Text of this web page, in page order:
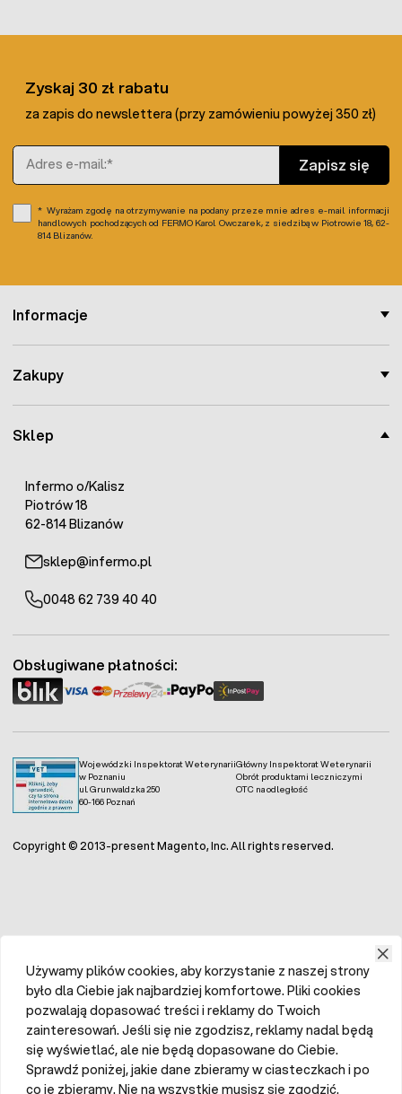
Sklep
Infermo o/Kalisz
Piotrów 18
62-814 Blizanów
sklep@infermo.pl
0048 62 739 40 40
Informacje
Zakupy
Zyskaj 30 zł rabatu
za zapis do newslettera (przy zamówieniu powyżej 350 zł)
Adres e-mail
Zapisz się
Wyrażam zgodę na otrzymywanie na podany przeze mnie adres e-mail informacji
handlowych pochodzących od FERMO Karol Owczarek, z siedzibą w Piotrowie 18, 62-
814 Blizanów.
Wojewódzki Inspektorat Weterynarii
w Poznaniu
ul. Grunwaldzka 250
60-166 Poznań
Główny Inspektorat Weterynarii
Obrót produktami leczniczymi
OTC na odległość
Obsługiwane płatności:
Copyright © 2013-present Magento, Inc. All rights reserved.
Używamy plików cookies, aby korzystanie z naszej strony
było dla Ciebie jak najbardziej komfortowe. Pliki cookies
pozwalają dopasować treści i reklamy do Twoich
zainteresowań. Jeśli się nie zgodzisz, reklamy nadal będą
się wyświetlać, ale nie będą dopasowane do Ciebie.
Sprawdź poniżej, jakie dane zbieramy w ciasteczkach i po
co je zbieramy. Nie na wszystkie musisz się zgodzić.